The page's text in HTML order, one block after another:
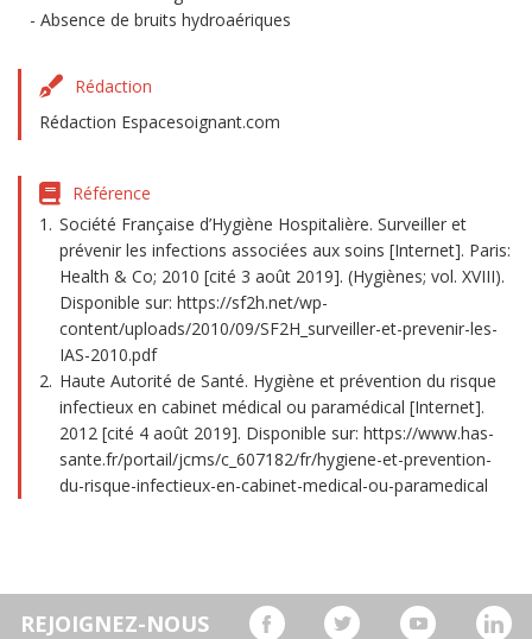
Absence de bruits hydroaériques
Rédaction
Rédaction Espacesoignant.com
Référence
Société Française d’Hygiène Hospitalière. Surveiller et
prévenir les infections associées aux soins [Internet]. Paris:
Health & Co; 2010 [cité 3 août 2019]. (Hygiènes; vol. XVIII).
Disponible sur: https://sf2h.net/wp-
content/uploads/2010/09/SF2H_surveiller-et-prevenir-les-
IAS-2010.pdf
Haute Autorité de Santé. Hygiène et prévention du risque
infectieux en cabinet médical ou paramédical [Internet].
2012 [cité 4 août 2019]. Disponible sur: https://www.has-
sante.fr/portail/jcms/c_607182/fr/hygiene-et-prevention-
du-risque-infectieux-en-cabinet-medical-ou-paramedical
REJOIGNEZ-NOUS